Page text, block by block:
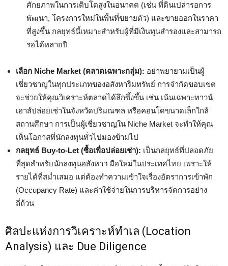
ศักยภาพในการเติบโตสูงในอนาคต (เช่น ที่ดินเปล่ารอการ
พัฒนา, โครงการใหม่ในพื้นที่ขยายตัว) และขายออกในราคา
ที่สูงขึ้น กลยุทธ์นี้เหมาะสำหรับผู้ที่มีเงินทุนสำรองและสามารถ
รอได้หลายปี
เลือก Niche Market (ตลาดเฉพาะกลุ่ม): อย่าพยายามเป็นผู้
เชี่ยวชาญในทุกประเภทของอสังหาริมทรัพย์ การจำกัดขอบเขต
จะช่วยให้คุณวิเคราะห์ตลาดได้ลึกซึ้งขึ้น เช่น เน้นเฉพาะทาวน์
เฮาส์ปล่อยเช่าในจังหวัดปริมณฑล หรือคอนโดขนาดเล็กใกล้
สถานศึกษา การเป็นผู้เชี่ยวชาญใน Niche Market จะทำให้คุณ
เห็นโอกาสที่นักลงทุนทั่วไปมองข้ามไป
กลยุทธ์ Buy-to-Let (ซื้อเพื่อปล่อยเช่า): เป็นกลยุทธ์ที่ปลอดภัย
ที่สุดสำหรับนักลงทุนอสังหาฯ มือใหม่ในประเทศไทย เพราะให้
รายได้ที่สม่ำเสมอ แต่ต้องทำความเข้าใจเรื่องอัตราการเข้าพัก
(Occupancy Rate) และค่าใช้จ่ายในการบริหารจัดการอย่าง
ถี่ถ้วน
ศิลปะแห่งการวิเคราะห์ทำเล (Location
Analysis) และ Due Diligence